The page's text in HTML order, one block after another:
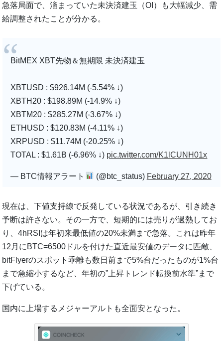
急落局面で、溜まっていた未決済建玉（OI）も大幅減少、需
給調整されたことが分かる。
BitMEX XBT先物＆無期限 未決済建玉
XBTUSD : $926.14M (-5.54% ↓)
XBTH20 : $198.89M (-14.9% ↓)
XBTM20 : $285.27M (-3.67% ↓)
ETHUSD : $120.83M (-4.11% ↓)
XRPUSD : $11.74M (-20.25% ↓)
TOTAL : $1.61B (-6.96% ↓) pic.twitter.com/K1lCUNH01x
— BTC情報アラート (@btc_status) February 27, 2020
現在は、下値支持線で反発している状況であるが、引き続き
予断は許さない。その一方で、短期的には売りが過熱してお
り、4hRSIは年初来最低値の20%未満まで急落。これは昨年
12月にBTC=6500ドルを付けた直近最安値のデータに匹敵、
bitFlyerのスポット乖離も数日前まで5%台だったものが1%台
まで急縮小するなど、年初の”上昇トレンド転換前水準”まで
下げている。
国内に上場するメジャーアルトも全面安となった。